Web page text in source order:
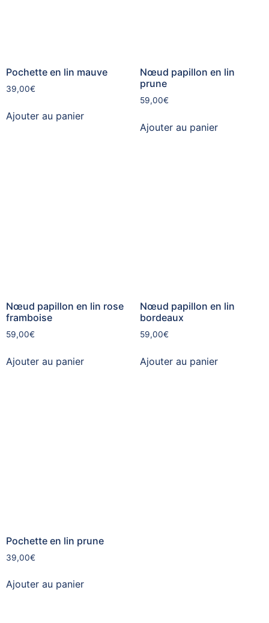
Pochette en lin mauve
39,00€
Ajouter au panier
Nœud papillon en lin
prune
59,00€
Ajouter au panier
Nœud papillon en lin rose
framboise
59,00€
Ajouter au panier
Nœud papillon en lin
bordeaux
59,00€
Ajouter au panier
Pochette en lin prune
39,00€
Ajouter au panier